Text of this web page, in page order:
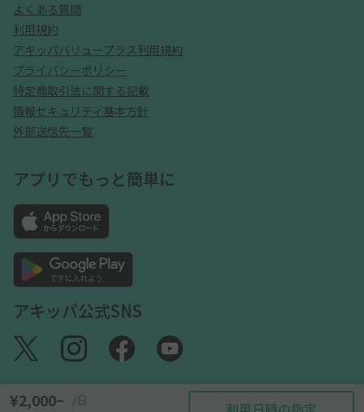
¥2,000~
/日
よくある質問
利用規約
アキッパバリュープラス利用規約
プライバシーポリシー
特定商取引法に関する記載
情報セキュリティ基本方針
外部送信先一覧
アプリでもっと簡単に
アキッパ公式SNS